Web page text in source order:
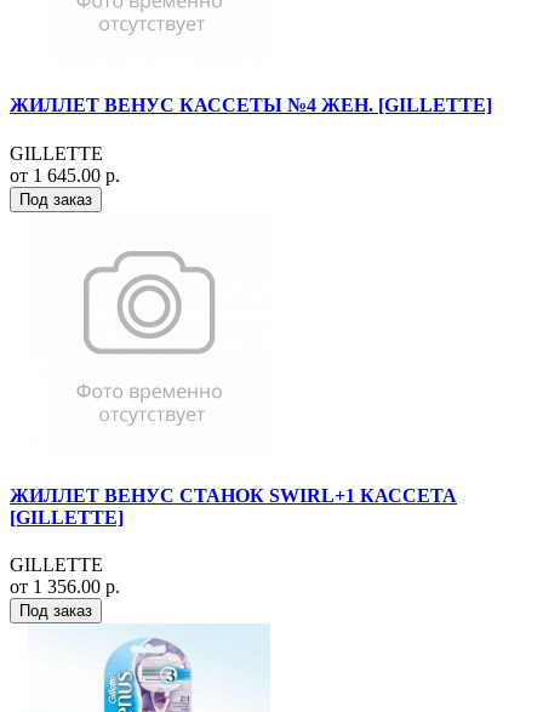
ЖИЛЛЕТ ВЕНУС КАССЕТЫ №4 ЖЕН. [GILLETTE]
GILLETTE
от 1 645.00 р.
Под заказ
ЖИЛЛЕТ ВЕНУС СТАНОК SWIRL+1 КАССЕТА
[GILLETTE]
GILLETTE
от 1 356.00 р.
Под заказ